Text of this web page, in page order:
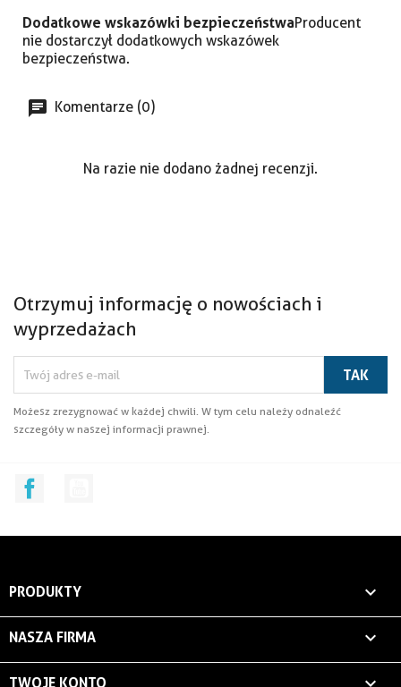
Dodatkowe wskazówki bezpieczeństwaProducent
nie dostarczył dodatkowych wskazówek
bezpieczeństwa.
Komentarze (0)
Na razie nie dodano żadnej recenzji.
Otrzymuj informację o nowościach i
wyprzedażach
Możesz zrezygnować w każdej chwili. W tym celu należy odnaleźć
szczegóły w naszej informacji prawnej.
PRODUKTY 
NASZA FIRMA 
TWOJE KONTO